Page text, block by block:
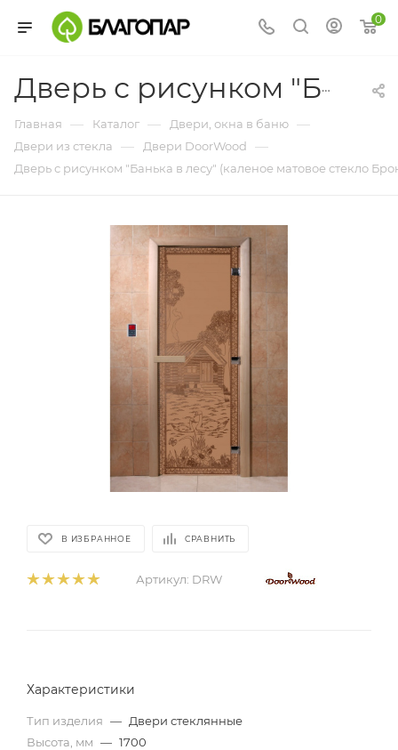
0
Дверь с рисунком "Банька в лесу" (каленое матовое стекло Бронза, 8мм, 1700х700 мм)
Главная — Каталог — Двери, окна в баню —
Двери из стекла — Двери DoorWood —
Дверь с рисунком "Банька в лесу" (каленое матовое стекло
В ИЗБРАННОЕ СРАВНИТЬ
Артикул: DRW
Характеристики
Тип изделия — Двери стеклянные
Высота, мм — 1700